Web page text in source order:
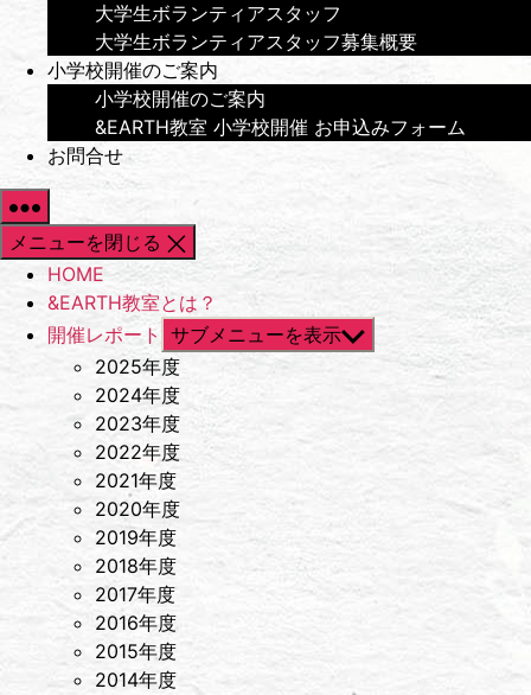
大学生ボランティアスタッフ
大学生ボランティアスタッフ募集概要
小学校開催のご案内
小学校開催のご案内
&EARTH教室 小学校開催 お申込みフォーム
お問合せ
メニューを閉じる
HOME
&EARTH教室とは？
開催レポート サブメニューを表示
2025年度
2024年度
2023年度
2022年度
2021年度
2020年度
2019年度
2018年度
2017年度
2016年度
2015年度
2014年度